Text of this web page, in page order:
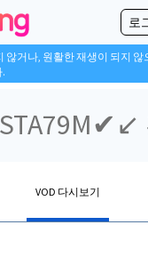
로
않거나, 원활한 재생이 되지 않
VOD 다시보기